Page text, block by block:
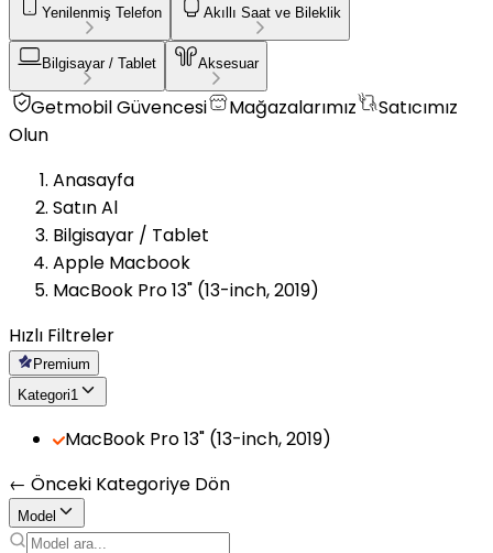
Yenilenmiş Telefon Akıllı Saat ve Bileklik
Bilgisayar / Tablet Aksesuar
Getmobil Güvencesi Mağazalarımız
Satıcımız
Olun
Anasayfa
Satın Al
Bilgisayar / Tablet
Apple Macbook
MacBook Pro 13" (13-inch, 2019)
Hızlı Filtreler
Premium
Kategori1
MacBook Pro 13" (13-inch, 2019)
← Önceki Kategoriye Dön
Model